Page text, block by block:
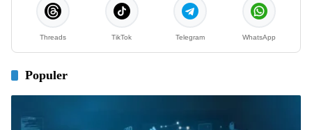
Threads TikTok Telegram WhatsApp
Populer